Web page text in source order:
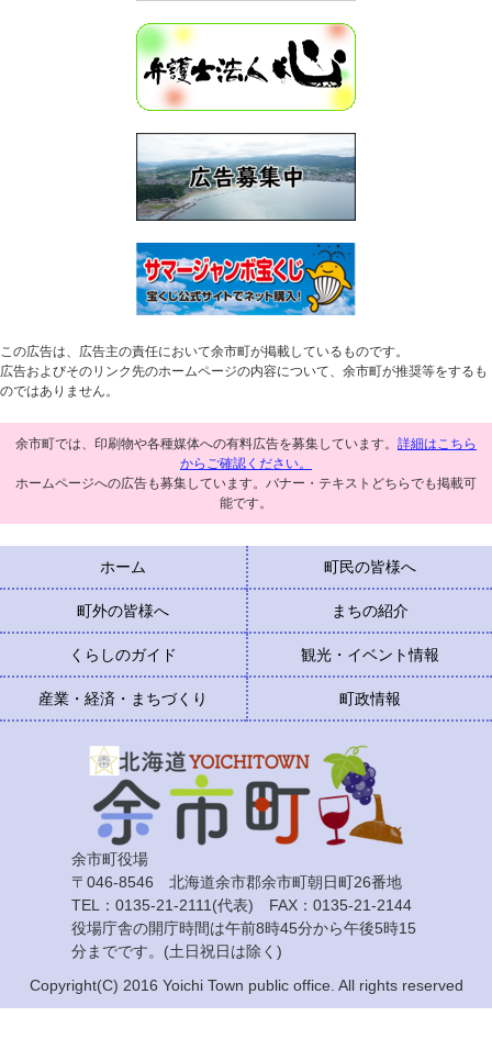
この広告は、広告主の責任において余市町が掲載しているものです。
広告およびそのリンク先のホームページの内容について、余市町が推奨等をするも
のではありません。
余市町では、印刷物や各種媒体への有料広告を募集しています。 詳細はこちら
からご確認ください。
ホームページへの広告も募集しています。バナー・テキストどちらでも掲載可
能です。
ホーム 町民の皆様へ
町外の皆様へ まちの紹介
くらしのガイド 観光・イベント情報
産業・経済・まちづくり 町政情報
余市町役場
〒046-8546 北海道余市郡余市町朝日町26番地
TEL：0135-21-2111(代表) FAX：0135-21-2144
役場庁舎の開庁時間は午前8時45分から午後5時15
分までです。(土日祝日は除く)
Copyright(C) 2016 Yoichi Town public office. All rights reserved